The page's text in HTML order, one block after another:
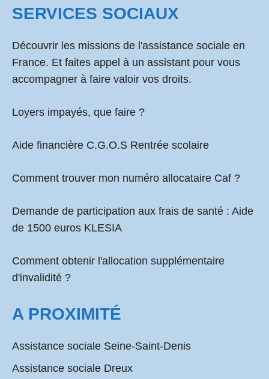
SERVICES SOCIAUX
Découvrir les missions de l'assistance sociale en
France. Et faites appel à un assistant pour vous
accompagner à faire valoir vos droits.
Loyers impayés, que faire ?
Aide financière C.G.O.S Rentrée scolaire
Comment trouver mon numéro allocataire Caf ?
Demande de participation aux frais de santé : Aide
de 1500 euros KLESIA
Comment obtenir l'allocation supplémentaire
d'invalidité ?
A PROXIMITÉ
Assistance sociale Seine-Saint-Denis
Assistance sociale Dreux